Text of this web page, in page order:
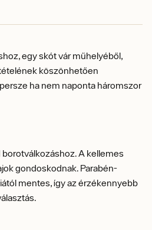
egy skót vár műhelyéből,
köszönhetően
ha nem naponta háromszor
A kellemes
gondoskodnak. Parabén-
mentes, így az érzékennyebb